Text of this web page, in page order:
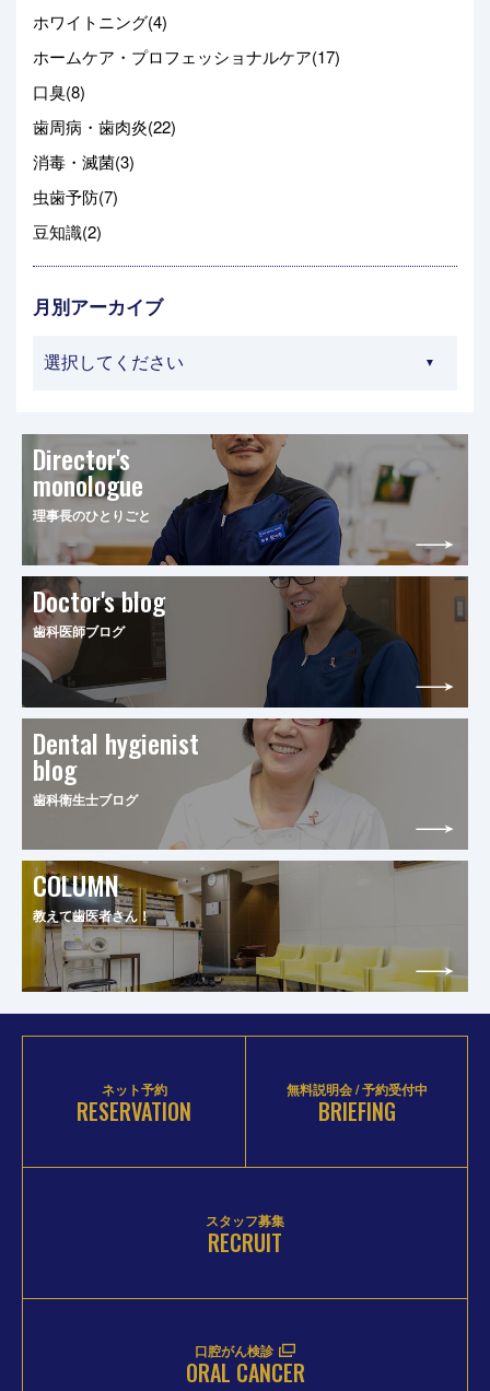
ホワイトニング(4)
ホームケア・プロフェッショナルケア(17)
口臭(8)
歯周病・歯肉炎(22)
消毒・滅菌(3)
虫歯予防(7)
豆知識(2)
月別アーカイブ
Director's
monologue
理事長のひとりごと
Doctor's blog
歯科医師ブログ
Dental hygienist
blog
歯科衛生士ブログ
COLUMN
教えて歯医者さん！
ネット予約
RESERVATION
無料説明会 / 予約受付中
BRIEFING
スタッフ募集
RECRUIT
口腔がん検診
ORAL CANCER